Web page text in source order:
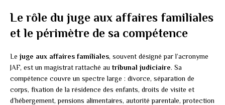
Le rôle du juge aux affaires familiales
et le périmètre de sa compétence
Le juge aux affaires familiales, souvent désigné par l’acronyme
JAF, est un magistrat rattaché au tribunal judiciaire. Sa
compétence couvre un spectre large : divorce, séparation de
corps, fixation de la résidence des enfants, droits de visite et
d’hébergement, pensions alimentaires, autorité parentale, protection